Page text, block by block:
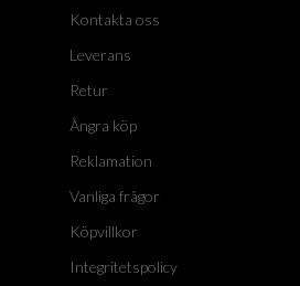
Kontakta oss
Leverans
Retur
Ångra köp
Reklamation
Vanliga frågor
Köpvillkor
Integritetspolicy